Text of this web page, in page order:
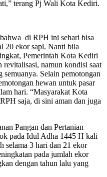
terang Pj Wali Kota Kediri.
di RPH ini sehari bisa
20 ekor sapi. Nanti bila
Pemerintah Kota Kediri
revitalisasi, namun kondisi saat
Selain pemotongan
hewan untuk pasar
hari. “Masyarakat Kota
saja, di sini aman dan juga
Pangan dan Pertanian
pada Idul Adha 1445 H kali
selama 3 hari dan 21 ekor
pada jumlah ekor
dengan tahun lalu yang